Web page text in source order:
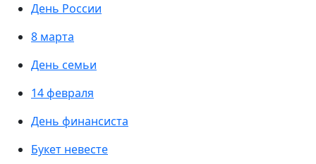
День России
8 марта
День семьи
14 февраля
День финансиста
Букет невесте